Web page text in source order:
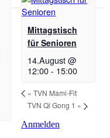
Mittagstisch
für Senioren
14.August @
12:00- 15:00
« TVN Mami-Fit
TVN Qi Gong 1 »
Anmelden